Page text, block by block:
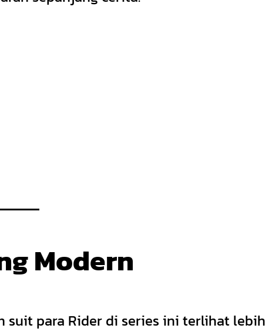
Modern
suit para Rider di series ini terlihat lebih